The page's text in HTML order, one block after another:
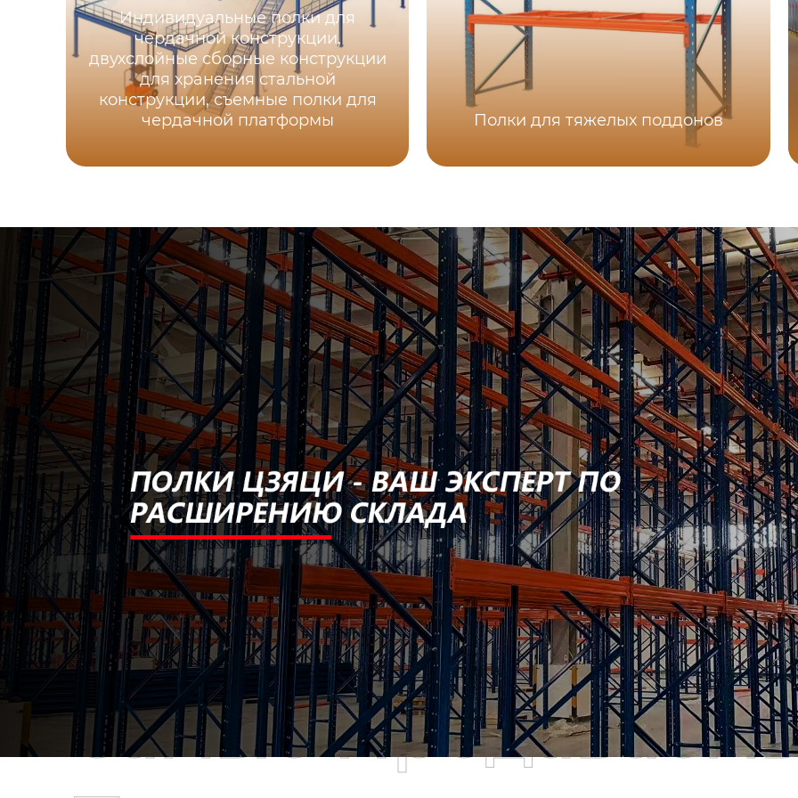
Индивидуальные полки для
чердачной конструкции,
двухслойные сборные конструкции
для хранения стальной
конструкции, съемные полки для
чердачной платформы
Полки для тяжелых поддонов
Самые